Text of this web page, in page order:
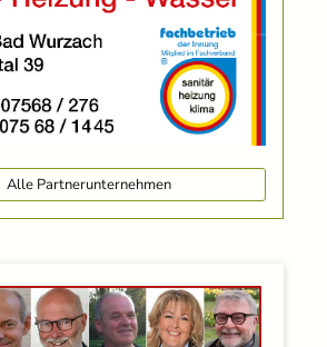
Alle Partnerunternehmen